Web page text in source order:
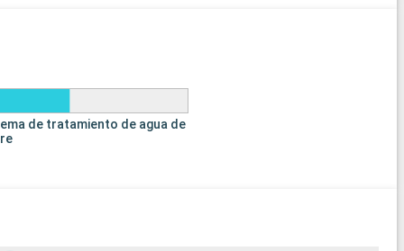
de tratamiento de agua de